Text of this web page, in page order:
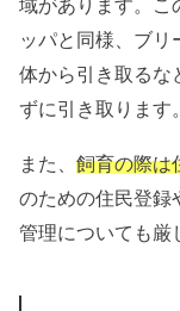
域があります。こ
ッパと同様、ブリ
体から引き取るな
ずに引き取ります。
また、飼育の際は
のための住民登録
管理についても厳